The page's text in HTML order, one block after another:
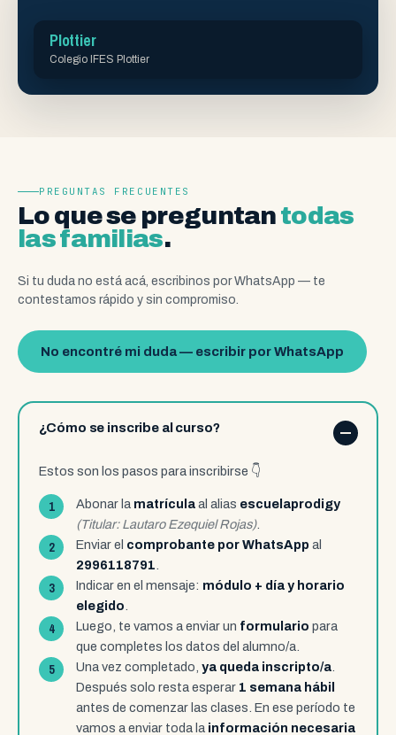
Plottier
Colegio IFES Plottier
PREGUNTAS FRECUENTES
Lo que se preguntantodas
las familias.
Si tu duda no está acá, escribinos por WhatsApp — te
contestamos rápido y sin compromiso.
No encontré mi duda — escribir por WhatsApp
¿Cómo se inscribe al curso?
Estos son los pasos para inscribirse 👇
Abonar la matrículaal alias escuelaprodigy
(Titular: Lautaro Ezequiel Rojas).
Enviar el comprobante por WhatsApp al
2996118791
Indicar en el mensaje: módulo + día y horario
elegido
Luego, te vamos a enviar un formulario para
que completes los datos del alumno/a.
Una vez completado, ya queda inscripto/a.
Después solo resta esperar 1 semana hábil
antes de comenzar las clases. En ese período te
vamos a enviar toda la información necesaria